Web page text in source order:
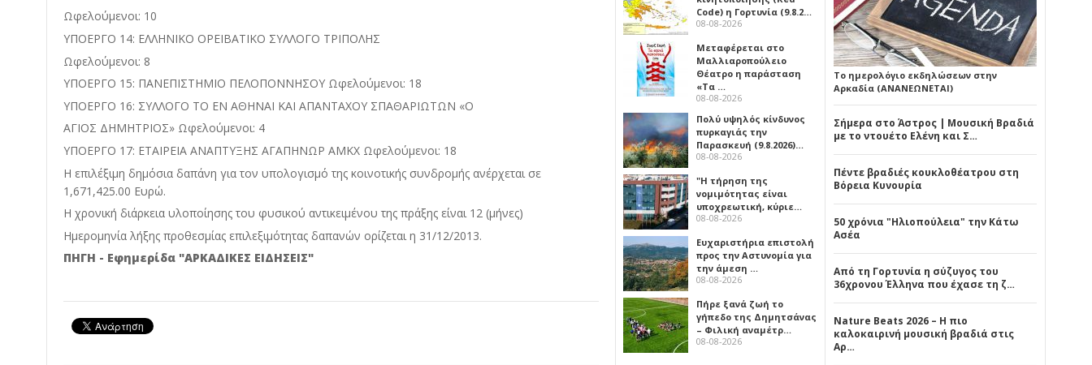
Ωφελούμενοι: 10
ΥΠΟΕΡΓΟ 14: ΕΛΛΗΝΙΚΟ ΟΡΕΙΒΑΤΙΚΟ ΣΥΛΛΟΓΟ ΤΡΙΠΟΛΗΣ
Ωφελούμενοι: 8
ΥΠΟΕΡΓΟ 15: ΠΑΝΕΠΙΣΤΗΜΙΟ ΠΕΛΟΠΟΝΝΗΣΟΥ Ωφελούμενοι: 18
ΥΠΟΕΡΓΟ 16: ΣΥΛΛΟΓΟ ΤΟ ΕΝ ΑΘΗΝΑΙ ΚΑΙ ΑΠΑΝΤΑΧΟΥ ΣΠΑΘΑΡΙΩΤΩΝ «Ο
ΑΓΙΟΣ ΔΗΜΗΤΡΙΟΣ» Ωφελούμενοι: 4
ΥΠΟΕΡΓΟ 17: ΕΤΑΙΡΕΙΑ ΑΝΑΠΤΥΞΗΣ ΑΓΑΠΗΝΩΡ ΑΜΚΧ Ωφελούμενοι: 18
Η επιλέξιμη δημόσια δαπάνη για τον υπολογισμό της κοινοτικής συνδρομής ανέρχεται σε
1,671,425.00 Ευρώ.
Η χρονική διάρκεια υλοποίησης του φυσικού αντικειμένου της πράξης είναι 12 (μήνες)
Ημερομηνία λήξης προθεσμίας επιλεξιμότητας δαπανών ορίζεται η 31/12/2013.
ΠΗΓΗ - Εφημερίδα "ΑΡΚΑΔΙΚΕΣ ΕΙΔΗΣΕΙΣ"
Code) η Γορτυνία (9.8.2…
08-08-2026
Μεταφέρεται στο
Μαλλιαροπούλειο
Θέατρο η παράσταση
«Τα …
08-08-2026
Πολύ υψηλός κίνδυνος
πυρκαγιάς την
Παρασκευή (9.8.2026)…
08-08-2026
"Η τήρηση της
νομιμότητας είναι
υποχρεωτική, κύριε…
08-08-2026
Ευχαριστήρια επιστολή
προς την Αστυνομία για
την άμεση …
08-08-2026
Πήρε ξανά ζωή το
γήπεδο της Δημητσάνας
– Φιλική αναμέτρ…
08-08-2026
Το ημερολόγιο εκδηλώσεων στην
Αρκαδία (ΑΝΑΝΕΩΝΕΤΑΙ)
Σήμερα στο Άστρος | Μουσική Βραδιά
με το ντουέτο Ελένη και Σ…
Πέντε βραδιές κουκλοθέατρου στη
Βόρεια Κυνουρία
50 χρόνια "Ηλιοπούλεια" την Κάτω
Ασέα
Από τη Γορτυνία η σύζυγος του
36χρονου Έλληνα που έχασε τη ζ…
Nature Beats 2026 – Η πιο
καλοκαιρινή μουσική βραδιά στις
Αρ…